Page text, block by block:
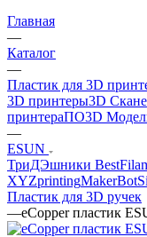
Главная
—
Каталог
—
Пластик для 3D
3D принтеры3D
принтераПО3D
—
ESUN
ТриДЭшники
XYZprintingMakerBot
Пластик для 3D ручек
—eCopper пластик